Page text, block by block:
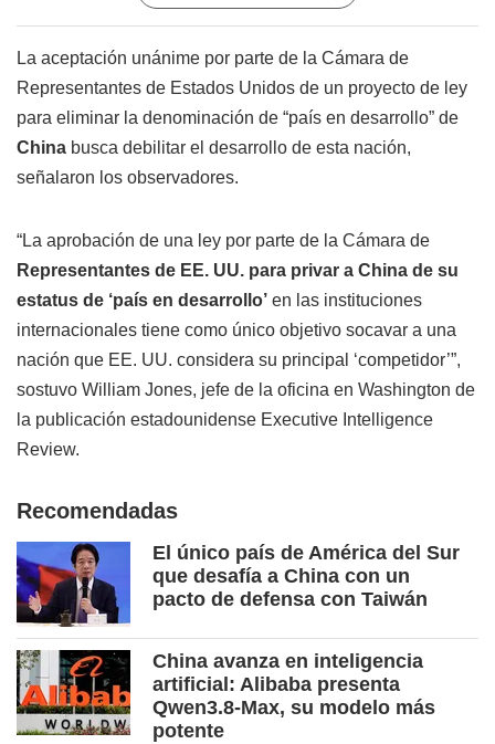
La aceptación unánime por parte de la Cámara de
Representantes de Estados Unidos de un proyecto de ley
para eliminar la denominación de “país en desarrollo” de
China busca debilitar el desarrollo de esta nación,
señalaron los observadores.
“La aprobación de una ley por parte de la Cámara de
Representantes de EE. UU. para privar a China de su
estatus de ‘país en desarrollo’ en las instituciones
internacionales tiene como único objetivo socavar a una
nación que EE. UU. considera su principal ‘competidor’”,
sostuvo William Jones, jefe de la oficina en Washington de
la publicación estadounidense Executive Intelligence
Review.
Recomendadas
El único país de América del Sur
que desafía a China con un
pacto de defensa con Taiwán
China avanza en inteligencia
artificial: Alibaba presenta
Qwen3.8-Max, su modelo más
potente